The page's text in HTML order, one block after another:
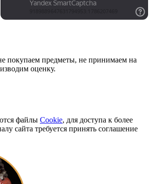
покупаем предметы, не принимаем на
оценку.
файлы Cookie, для доступа к более
сайта требуется принять соглашение